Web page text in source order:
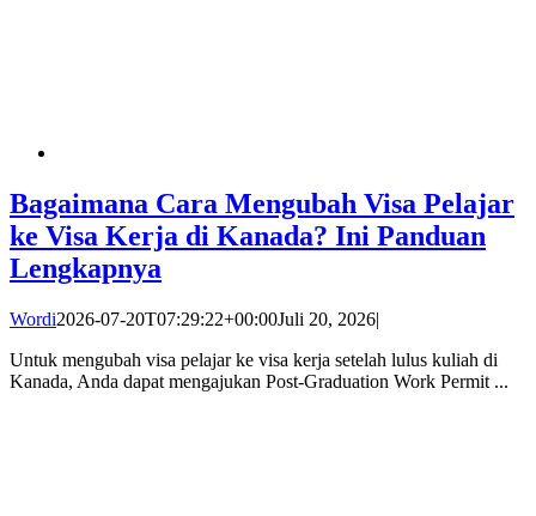
Bagaimana Cara Mengubah Visa Pelajar
ke Visa Kerja di Kanada? Ini Panduan
Lengkapnya
Wordi2026-07-20T07:29:22+00:00Juli 20, 2026|
Untuk mengubah visa pelajar ke visa kerja setelah lulus kuliah di
Kanada, Anda dapat mengajukan Post-Graduation Work Permit ...